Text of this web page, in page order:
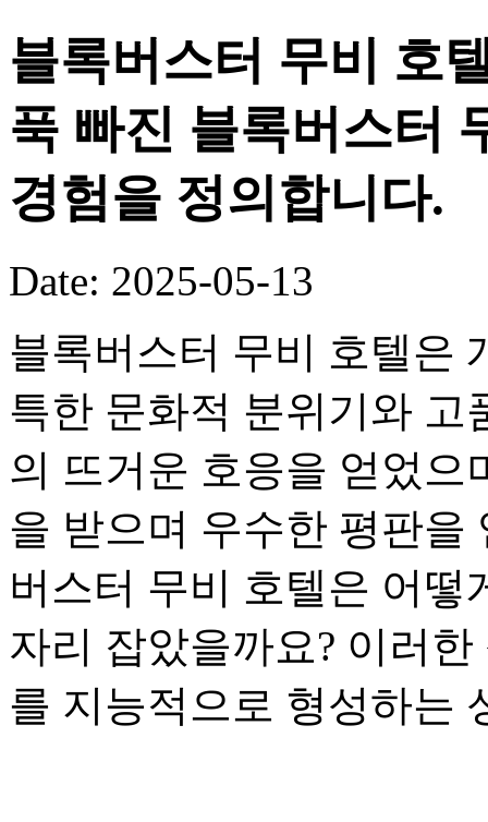
블록버스터 무비 호
푹 빠진 블록버스터
경험을 정의합니다.
Date: 2025-05-13
블록버스터 무비 호텔은
특한 문화적 분위기와 고
의 뜨거운 호응을 얻었으
을 받으며 우수한 평판을
버스터 무비 호텔은 어떻
자리 잡았을까요? 이러
를 지능적으로 형성하는